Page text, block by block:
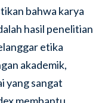
bahwa karya
hasil penelitian
etika
akademik,
yang sangat